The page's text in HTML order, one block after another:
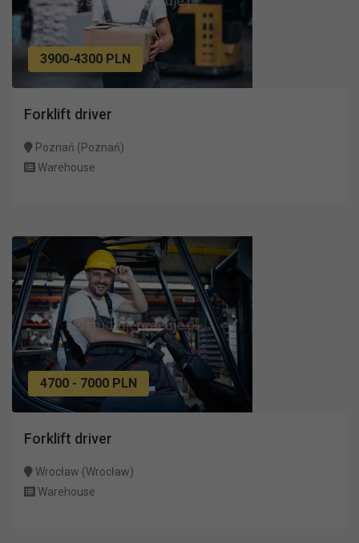
3900-4300 PLN
Forklift driver
Poznań (Poznań)
Warehouse
4700 - 7000 PLN
Forklift driver
Wrocław (Wrocław)
Warehouse